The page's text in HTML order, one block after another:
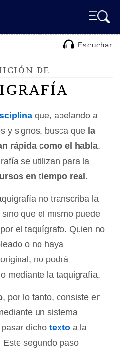
Escuchar
DE
que, apelando a
y signos, busca que la
rápida como el habla.
se utilizan para la
en tiempo real .
no transcriba la
sino que el mismo puede
el taquígrafo. Quien no
o no haya
no podrá
mediante la taquigrafía.
, por lo tanto, consiste en
un sistema
dicho texto a la
Este segundo paso